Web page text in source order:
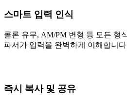
스마트 입력 인식
콜론 유무, AM/PM 변형 등 모든 형
파서가 입력을 완벽하게 이해합니
즉시 복사 및 공유